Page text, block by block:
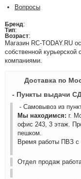
Вопросы
Бренд:
Тип:
Возраст:
Магазин RC-TODAY.RU
собственной
компаниями.
Доставка по
- Пункты выдачи
- Самовывоз из
Мы находимся: г.
офис 243, 3 этаж.
пешком.
Время работы ПВЗ с
Отдел продаж